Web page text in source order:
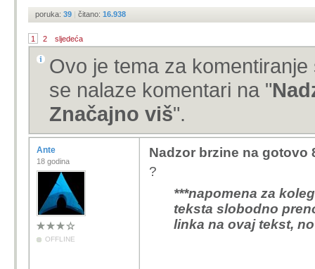
poruka: 39 | čitano: 16.938
1 2 sljedeća
Ovo je tema za
se nalaze komentari na "
Značajno viš".
Ante
18 godina
OFFLINE
Nadzor brzine na gotovo
?
***napomena za
teksta slobodno
linka na ovaj tekst,